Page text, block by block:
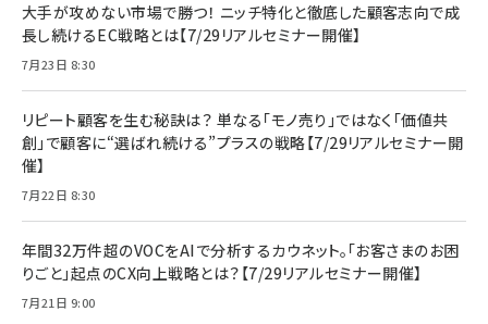
大手が攻めない市場で勝つ！ ニッチ特化と徹底した顧客志向で成
長し続けるEC戦略とは【7/29リアルセミナー開催】
7月23日 8:30
リピート顧客を生む秘訣は？ 単なる「モノ売り」ではなく「価値共
創」で顧客に“選ばれ続ける”プラスの戦略【7/29リアルセミナー開
催】
7月22日 8:30
年間32万件超のVOCをAIで分析するカウネット。「お客さまのお困
りごと」起点のCX向上戦略とは？【7/29リアルセミナー開催】
7月21日 9:00